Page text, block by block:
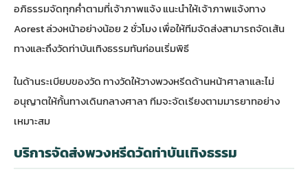
อภิธรรมจัดทุกค่ำตามที่เจ้าภาพแจ้ง แนะนำให้เจ้าภาพแจ้งทาง
Aorest ล่วงหน้าอย่างน้อย 2 ชั่วโมง เพื่อให้ทีมจัดส่งสามารถจัดเส้น
ทางและถึงวัดท่าบันเทิงธรรมทันก่อนเริ่มพิธี
ในด้านระเบียบของวัด ทางวัดให้วางพวงหรีดด้านหน้าศาลาและไม่
อนุญาตให้กั้นทางเดินกลางศาลา ทีมจะจัดเรียงตามมารยาทอย่าง
เหมาะสม
บริการจัดส่งพวงหรีดวัดท่าบันเทิงธรรม